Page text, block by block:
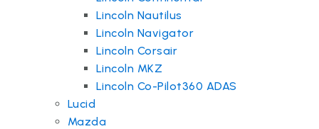
Lincoln Nautilus
Lincoln Navigator
Lincoln Corsair
Lincoln MKZ
Lincoln Co-Pilot360 ADAS
Lucid
Mazda